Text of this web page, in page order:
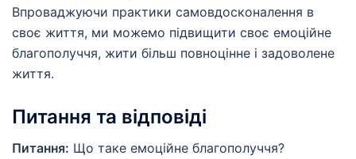
Впроваджуючи практики самовдосконалення в
своє життя, ми можемо підвищити своє емоційне
благополуччя, жити більш повноцінне і задоволене
життя.
Питання та відповіді
Питання: Що таке емоційне благополуччя?